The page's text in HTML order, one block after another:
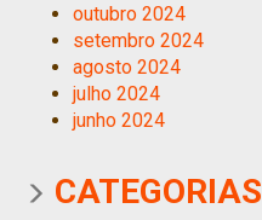
outubro 2024
setembro 2024
agosto 2024
julho 2024
junho 2024
CATEGORIAS